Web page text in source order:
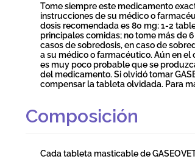
Tome siempre este medicamento
instrucciones de su médico o
dosis recomendada es 80 mg: 1-2
principales comidas; no tome más de
casos de sobredosis, en caso de
a su médico o farmacéutico. Aún en
es muy poco probable que se
del medicamento. Si olvidó tomar
compensar la tableta olvidada. Para
Composición
Cada tableta masticable de